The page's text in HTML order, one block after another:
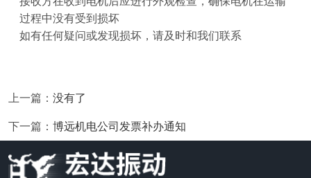
过程中没有受到损坏
如有任何疑问或发现损坏，请及时和我们联系
上一篇： 没有了
下一篇： 博远机电公司发票补办通知